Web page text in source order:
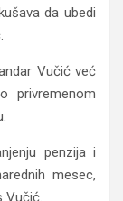
da ubedi
Vučić već
privremenom
penzija i
mesec,
Vučić.